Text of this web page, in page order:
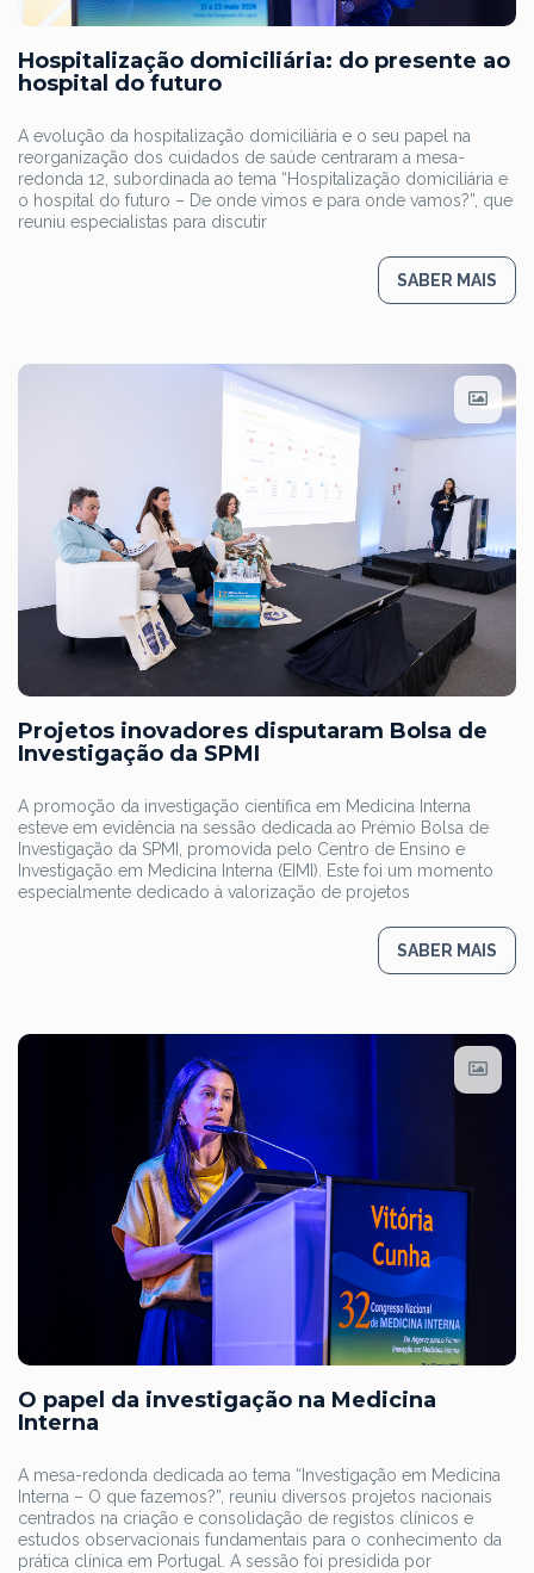
Hospitalização domiciliária: do presente ao
hospital do futuro
A evolução da hospitalização domiciliária e o seu papel na
reorganização dos cuidados de saúde centraram a mesa-
redonda 12, subordinada ao tema “Hospitalização domiciliária e
o hospital do futuro – De onde vimos e para onde vamos?”, que
reuniu especialistas para discutir
SABER MAIS
Projetos inovadores disputaram Bolsa de
Investigação da SPMI
A promoção da investigação científica em Medicina Interna
esteve em evidência na sessão dedicada ao Prémio Bolsa de
Investigação da SPMI, promovida pelo Centro de Ensino e
Investigação em Medicina Interna (EIMI). Este foi um momento
especialmente dedicado à valorização de projetos
SABER MAIS
O papel da investigação na Medicina
Interna
A mesa-redonda dedicada ao tema “Investigação em Medicina
Interna – O que fazemos?”, reuniu diversos projetos nacionais
centrados na criação e consolidação de registos clínicos e
estudos observacionais fundamentais para o conhecimento da
prática clínica em Portugal. A sessão foi presidida por